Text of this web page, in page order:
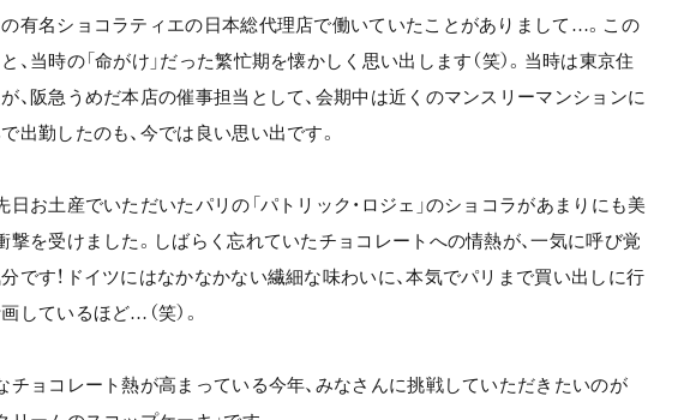
有名ショコラティエの日本総代理店で働いていたことがありまして…。この
、当時の「命がけ」だった繁忙期を懐かしく思い出します（笑）。当時は東京住
、阪急うめだ本店の催事担当として、会期中は近くのマンスリーマンションに
出勤したのも、今では良い思い出です。
日お土産でいただいたパリの「パトリック・ロジェ」のショコラがあまりにも美
撃を受けました。しばらく忘れていたチョコレートへの情熱が、一気に呼び覚
です！ドイツにはなかなかない繊細な味わいに、本気でパリまで買い出しに行
しているほど…（笑）。
チョコレート熱が高まっている今年、みなさんに挑戦していただきたいのが